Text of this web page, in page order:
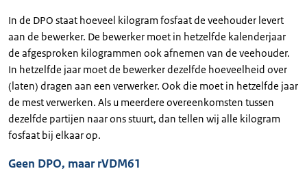
In de DPO staat hoeveel kilogram fosfaat de veehouder levert
aan de bewerker. De bewerker moet in hetzelfde kalenderjaar
de afgesproken kilogrammen ook afnemen van de veehouder.
In hetzelfde jaar moet de bewerker dezelfde hoeveelheid over
(laten) dragen aan een verwerker. Ook die moet in hetzelfde jaar
de mest verwerken. Als u meerdere overeenkomsten tussen
dezelfde partijen naar ons stuurt, dan tellen wij alle kilogram
fosfaat bij elkaar op.
Geen DPO, maar rVDM61